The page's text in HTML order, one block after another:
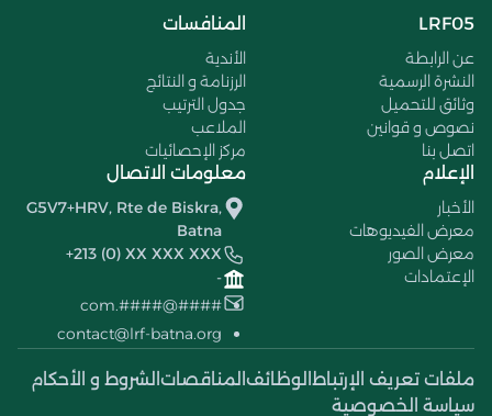
LRF05
عن الرابطة
النشرة الرسمية
وثائق للتحميل
نصوص و قوانين
اتصل بنا
المنافسات
الأندية
الرزنامة و النتائج
جدول الترتيب
الملاعب
مركز الإحصائيات
الإعلام
الأخبار
معرض الفيديوهات
معرض الصور
الإعتمادات
معلومات الاتصال
G5V7+HRV, Rte de Biskra,
Batna
+213 (0) XX XXX XXX
-
####@####.com
contact@lrf-batna.org
ملفات تعريف الإرتباط الوظائف المناقصات الشروط و الأحكام
سياسة الخصوصية